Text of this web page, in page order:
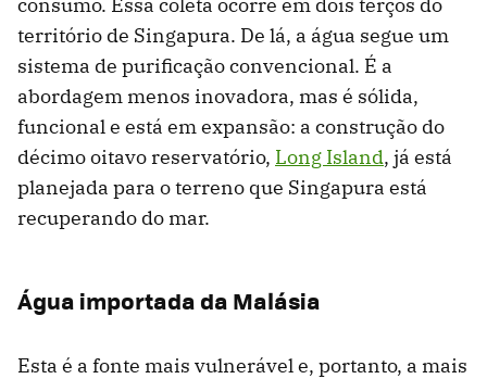
território de Singapura. De lá, a água segue um
sistema de purificação convencional. É a
abordagem menos inovadora, mas é sólida,
funcional e está em expansão: a construção do
décimo oitavo reservatório, Long Island, já está
planejada para o terreno que Singapura está
recuperando do mar.
Água importada da Malásia
Esta é a fonte mais vulnerável e, portanto, a mais